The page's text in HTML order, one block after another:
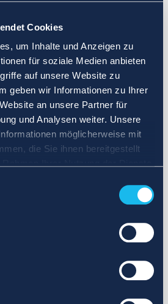
Cookies
um Inhalte und Anzeigen zu
für soziale Medien anbieten
auf unsere Website zu
geben wir Informationen zu Ihrer
an unsere Partner für
und Analysen weiter. Unsere
möglicherweise mit
die Sie ihnen bereitgestellt